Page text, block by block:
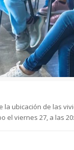
ubicación de las
el viernes 27, a las